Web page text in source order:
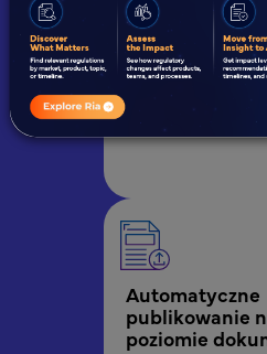
jakości
Automatyczne
publikowanie
poziomie